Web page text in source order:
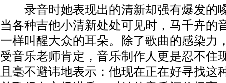
录音时她表现出的清新却强有爆发的
当各种吉他小清新处处可见时，马千卉的
一样叫醒大众的耳朵。除了歌曲的感染力
受音乐老师肯定，音乐制作人更是忍不住
且毫不避讳地表示：他现在正在好寻找这